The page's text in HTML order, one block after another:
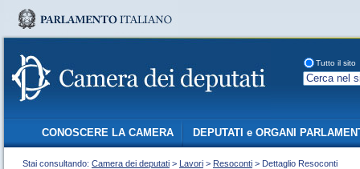
Tutto il sito
CONOSCERE LA CAMERA DEPUTATI e ORGANI
Stai consultando: Camera dei deputati > Lavori > Resoconti > Dettaglio Resoconti